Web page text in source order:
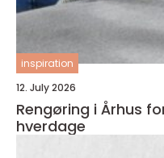
inspiration
12. July 2026
Rengøring i Århus
hverdage